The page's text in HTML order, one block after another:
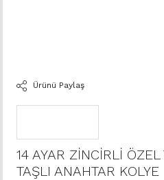
Ürünü Paylaş
14 AYAR ZİNCİRLİ
TAŞLI ANAHTAR KOLYE